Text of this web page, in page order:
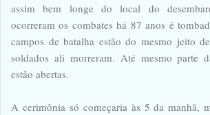
assim bem longe do local do
ocorreram os combates há 87 anos é
campos de batalha estão do mesmo jeito
soldados ali morreram. Até mesmo parte
estão abertas.
A cerimônia só começaria às 5 da manhã,